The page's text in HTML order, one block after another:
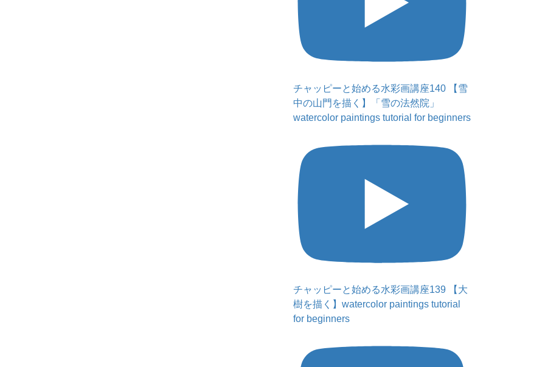
チャッピーと始める水彩画講座140 【雪
中の山門を描く】「雪の法然院」
watercolor paintings tutorial for beginners
チャッピーと始める水彩画講座139 【大
樹を描く】watercolor paintings tutorial
for beginners